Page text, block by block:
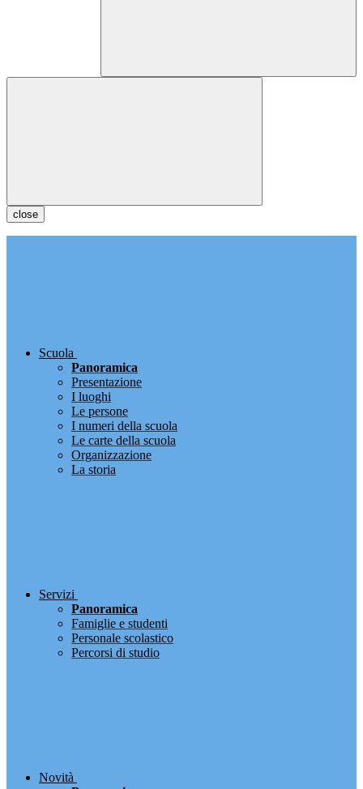
close
Scuola
Panoramica
Presentazione
I luoghi
Le persone
I numeri della scuola
Le carte della scuola
Organizzazione
La storia
Servizi
Panoramica
Famiglie e studenti
Personale scolastico
Percorsi di studio
Novità